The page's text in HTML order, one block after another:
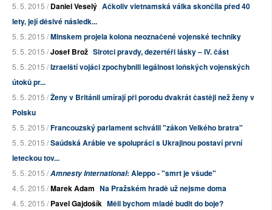
5. 5. 2015 /Daniel Veselý Ačkoliv vietnamská válka skončila před 40
lety, její děsivé následk...
5. 5. 2015 /Minskem projela kolona neoznačené vojenské techniky
5. 5. 2015 /Josef Brož Sirotci pravdy, dezertéři lásky – IV. část
5. 5. 2015 /Izraelští vojáci zpochybnili legálnost loňských vojenských
útoků pr...
5. 5. 2015 /Ženy v Británii umírají při porodu dvakrát častěji než ženy v
Polsku
5. 5. 2015 /Francouzský parlament schválil "zákon Velkého bratra"
5. 5. 2015 /Saúdská Arábie ve spolupráci s Ukrajinou postaví první
leteckou tov...
5. 5. 2015 /Amnesty International: Aleppo - "smrt je všude"
4. 5. 2015 /Marek Adam Na Pražském hradě už nejsme doma
4. 5. 2015 /Pavel Gajdošík Měli bychom mladé budit do boje?